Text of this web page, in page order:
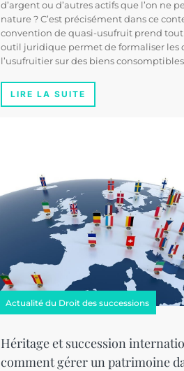
d’argent ou d’autres actifs que l’on ne
nature ? C’est précisément dans ce
convention de quasi-usufruit prend tout
outil juridique permet de formaliser les
l’usufruitier sur des biens
LIRE LA SUITE
Actualité du Droit des successions
Héritage et succession
comment gérer un patrimoine